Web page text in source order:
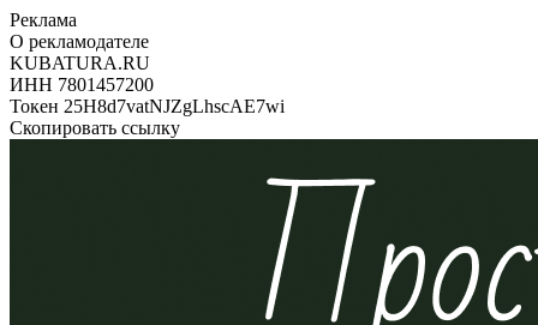
Реклама
О рекламодателе
KUBATURA.RU
ИНН 7801457200
Токен 25H8d7vatNJZgLhscAE7wi
Скопировать ссылку